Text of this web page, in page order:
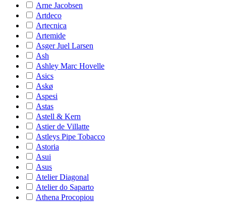
Arne Jacobsen
Artdeco
Artecnica
Artemide
Asger Juel Larsen
Ash
Ashley Marc Hovelle
Asics
Askø
Aspesi
Astas
Astell & Kern
Astier de Villatte
Astleys Pipe Tobacco
Astoria
Asui
Asus
Atelier Diagonal
Atelier do Saparto
Athena Procopiou